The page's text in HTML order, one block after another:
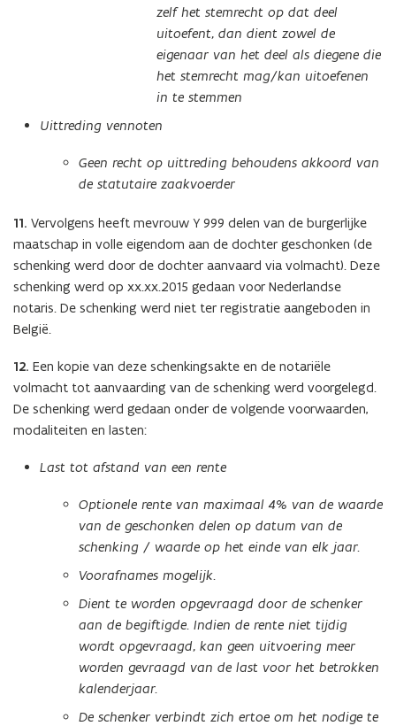
zelf het stemrecht op dat deel
uitoefent, dan dient zowel de
eigenaar van het deel als diegene die
het stemrecht mag/kan uitoefenen
in te stemmen
Uittreding vennoten
Geen recht op uittreding behoudens akkoord van
de statutaire zaakvoerder
11. Vervolgens heeft mevrouw Y 999 delen van de burgerlijke
maatschap in volle eigendom aan de dochter geschonken (de
schenking werd door de dochter aanvaard via volmacht). Deze
schenking werd op xx.xx.2015 gedaan voor Nederlandse
notaris. De schenking werd niet ter registratie aangeboden in
België.
12. Een kopie van deze schenkingsakte en de notariële
volmacht tot aanvaarding van de schenking werd voorgelegd.
De schenking werd gedaan onder de volgende voorwaarden,
modaliteiten en lasten:
Last tot afstand van een rente
Optionele rente van maximaal 4% van de waarde
van de geschonken delen op datum van de
schenking / waarde op het einde van elk jaar.
Voorafnames mogelijk.
Dient te worden opgevraagd door de schenker
aan de begiftigde. Indien de rente niet tijdig
wordt opgevraagd, kan geen uitvoering meer
worden gevraagd van de last voor het betrokken
kalenderjaar.
De schenker verbindt zich ertoe om het nodige te